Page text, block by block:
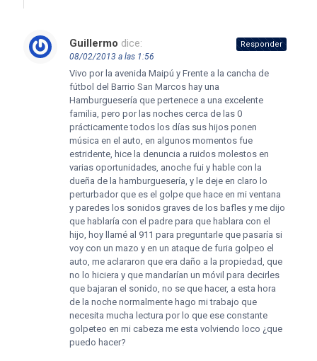
Guillermo dice:
08/02/2013 a las 1:56
Vivo por la avenida Maipú y Frente a la cancha de
fútbol del Barrio San Marcos hay una
Hamburguesería que pertenece a una excelente
familia, pero por las noches cerca de las 0
prácticamente todos los días sus hijos ponen
música en el auto, en algunos momentos fue
estridente, hice la denuncia a ruidos molestos en
varias oportunidades, anoche fui y hable con la
dueña de la hamburguesería, y le deje en claro lo
perturbador que es el golpe que hace en mi ventana
y paredes los sonidos graves de los bafles y me dijo
que hablaría con el padre para que hablara con el
hijo, hoy llamé al 911 para preguntarle que pasaría si
voy con un mazo y en un ataque de furia golpeo el
auto, me aclararon que era daño a la propiedad, que
no lo hiciera y que mandarían un móvil para decirles
que bajaran el sonido, no se que hacer, a esta hora
de la noche normalmente hago mi trabajo que
necesita mucha lectura por lo que ese constante
golpeteo en mi cabeza me esta volviendo loco ¿que
puedo hacer?
Responder